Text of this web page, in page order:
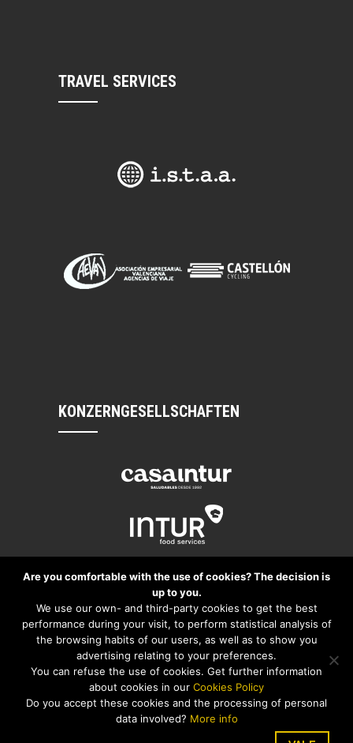
TRAVEL SERVICES
KONZERNGESELLSCHAFTEN
Legal Notice Website privacy policy
Are you comfortable with the use of cookies? The decision is
up to you.
We use our own- and third-party cookies to get the best
performance during your visit, to perform statistical analysis of
the browsing habits of our users, as well as to show you
advertising relating to your preferences.
You can refuse the use of cookies. Get further information
about cookies in our Cookies Policy
Do you accept these cookies and the processing of personal
data involved? More info